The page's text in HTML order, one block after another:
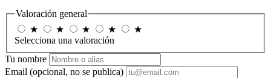
Valoración general
★
★ ★ ★
★
Selecciona una valoración
Tu nombre
Email (opcional, no se publica)